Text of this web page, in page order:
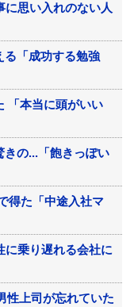
に思い入れのない人
る「成功する勉強
「本当に頭がいい
の...「飽きっぽい
得た「中途入社マ
に乗り遅れる会社に
性上司が忘れていた